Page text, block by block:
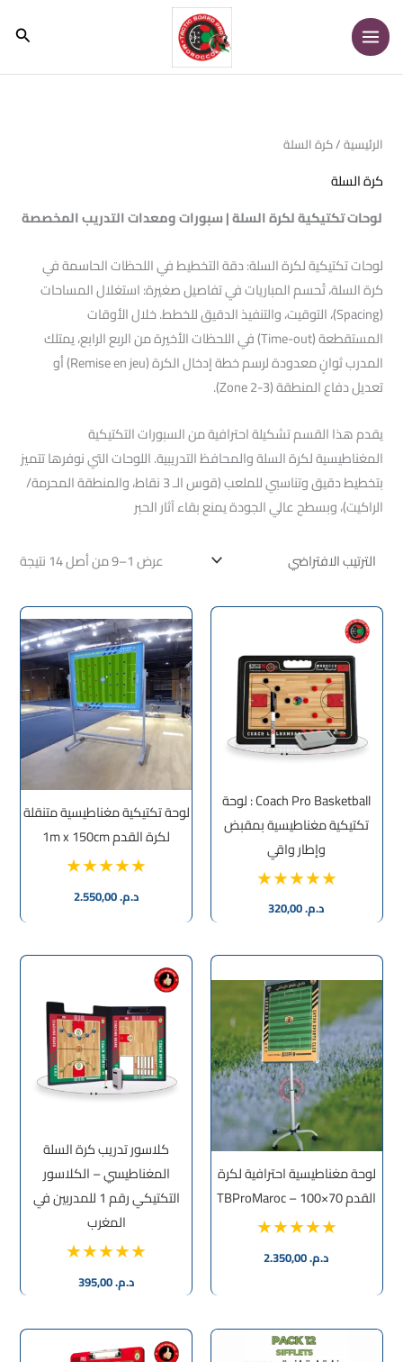
إلى
المحتوى
الرئيسية/ كرة السلة
كرة السلة
لوحات تكتيكية لكرة السلة | سبورات ومعدات التدريب المخصصة
لوحات تكتيكية لكرة السلة: دقة التخطيط في اللحظات الحاسمة في
كرة السلة، تُحسم المباريات في تفاصيل صغيرة: استغلال المساحات
(Spacing)، التوقيت، والتنفيذ الدقيق للخطط. خلال الأوقات
المستقطعة (Time-out) في اللحظات الأخيرة من الربع الرابع، يمتلك
المدرب ثوانٍ معدودة لرسم خطة إدخال الكرة (Remise en jeu) أو
تعديل دفاع المنطقة (Zone 2-3).
يقدم هذا القسم تشكيلة احترافية من السبورات التكتيكية
المغناطيسية لكرة السلة والمحافظ التدريبية. اللوحات التي نوفرها تتميز
بتخطيط دقيق وتناسبي للملعب (قوس الـ 3 نقاط، والمنطقة المحرمة/
الراكيت)، وبسطح عالي الجودة يمنع بقاء آثار الحبر
عرض 1–9 من أصل 14 نتيجة
Coach Pro Basketball : لوحة
تكتيكية مغناطيسية بمقبض
وإطار واقي
د.م.320,00
لوحة تكتيكية مغناطيسية متنقلة
لكرة القدم 1m x 150cm
د.م.2.550,00
لوحة مغناطيسية احترافية لكرة
القدم 70×100 – TBProMaroc
د.م.2.350,00
كلاسور تدريب كرة السلة
المغناطيسي – الكلاسور
التكتيكي رقم 1 للمدربين في
المغرب
د.م.395,00